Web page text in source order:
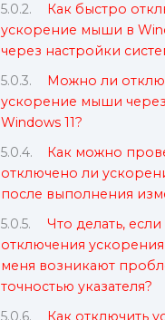
Как быстро
ускорение мыши в
через настройки
Можно ли
ускорение мыши
Windows 11?
Как можно
отключено ли
после выполнения
Что делать,
отключения
меня возникают
точностью указателя?
Как отключить